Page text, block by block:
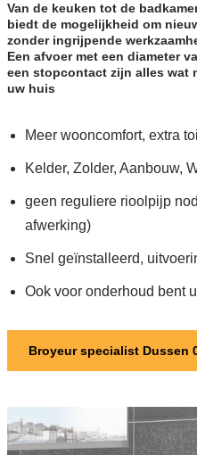
Van de keuken tot de
biedt de mogelijkheid om
zonder ingrijpende
Een afvoer met een diameter
een stopcontact zijn alles wat
uw huis
Meer wooncomfort, extra
Kelder, Zolder, Aanbouw,
geen reguliere rioolpijp
afwerking)
Snel geïnstalleerd,
Ook voor onderhoud bent
Broyeur specialist Dussen